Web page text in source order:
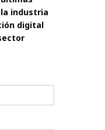
industria
digital